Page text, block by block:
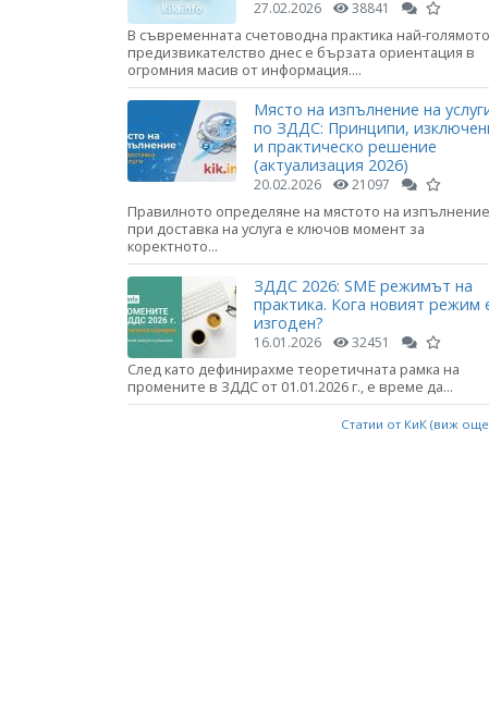
27.02.2026 38841
В съвременната счетоводна практика най-голямото
предизвикателство днес е бързата ориентация в
огромния масив от информация....
Място на изпълнение на
по ЗДДС: Принципи,
и практическо решение
(актуализация 2026)
20.02.2026 21097
Правилното определяне на мястото на изпълнение
при доставка на услуга е ключов момент за
коректното...
ЗДДС 2026: SME режимът на
практика. Кога новият режим
изгоден?
16.01.2026 32451
След като дефинирахме теоретичната рамка на
промените в ЗДДС от 01.01.2026 г., е време да...
Статии от КиК (виж